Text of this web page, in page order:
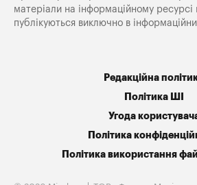
матеріали на інформаційному
публікуються виключно в
Редакційна
Політика ШІ
Угода
Політика
Політика використання